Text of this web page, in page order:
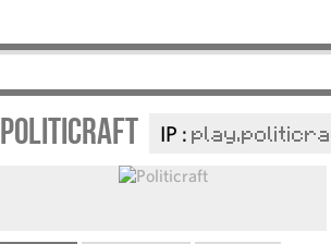
Politicraft IP :